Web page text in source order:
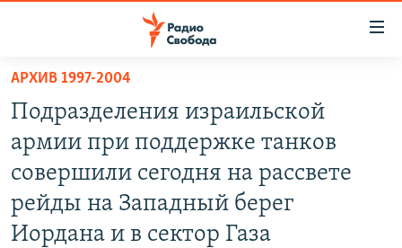
упрощенного
доступа
основному
содержанию
Вернутся
ПОДКАСТЫ
АВТОРСКИЕ ПРОЕКТЫ
ЦИТАТЫ СВОБОДЫ
МНЕНИЯ
АРХИВ 1997-2004
Подразделения израильской
армии при поддержке танков
совершили сегодня на рассвете
рейды на Западный берег
Иордана и в сектор Газа